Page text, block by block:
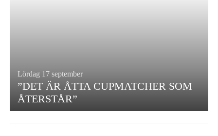
Lördag 17 september
”DET ÄR ÅTTA CUPMATCHER SOM
ÅTERSTÅR”